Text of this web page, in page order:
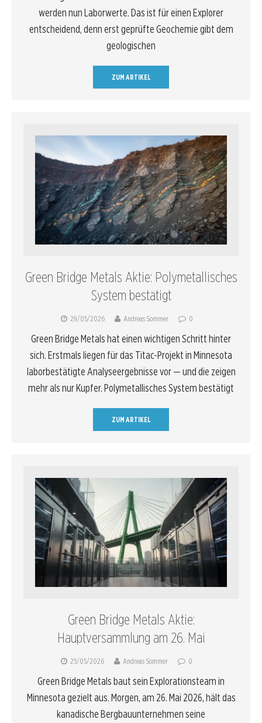
werden nun Laborwerte. Das ist für einen Explorer
entscheidend, denn erst geprüfte Geochemie gibt dem
geologischen
ZUM ARTIKEL
Green Bridge Metals Aktie: Polymetallisches
System bestätigt
29/05/2026 Andreas Sommer 0
Green Bridge Metals hat einen wichtigen Schritt hinter
sich. Erstmals liegen für das Titac-Projekt in Minnesota
laborbestätigte Analyseergebnisse vor — und die zeigen
mehr als nur Kupfer. Polymetallisches System bestätigt
ZUM ARTIKEL
Green Bridge Metals Aktie:
Hauptversammlung am 26. Mai
25/05/2026 Andreas Sommer 0
Green Bridge Metals baut sein Explorationsteam in
Minnesota gezielt aus. Morgen, am 26. Mai 2026, hält das
kanadische Bergbauunternehmen seine